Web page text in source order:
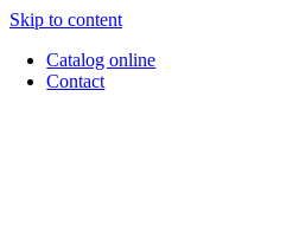
Skip to content
Catalog online
Contact